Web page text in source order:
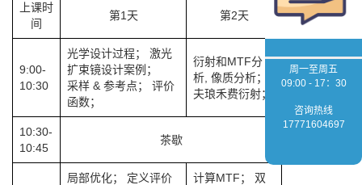
上课时
间
第1天 第2天
9:00-
10:30
光学设计过程； 激光
扩束镜设计案例；
采样 & 参考点； 评价
函数；
衍射和MTF分
析, 像质分析；
夫琅禾费衍射；
10:30-
10:45
茶歇
局部优化； 定义评价
计算MTF； 双
周一至周五
09:00 - 17：30
咨询热线
17771604697